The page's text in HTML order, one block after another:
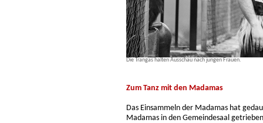
Die Trangas halten Ausschau nach jungen Frauen.
Zum Tanz mit den Madamas
Das Einsammeln der Madamas hat
Madamas in den Gemeindesaal